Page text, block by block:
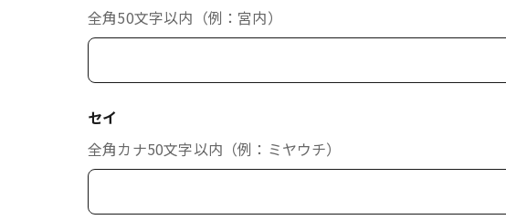
全角50文字以内（例：宮内）
セイ
全角カナ50文字以内（例：ミヤウチ）